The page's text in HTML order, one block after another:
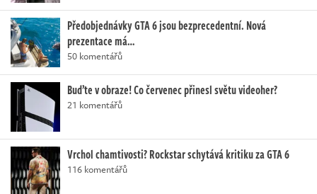
Předobjednávky GTA 6 jsou bezprecedentní. Nová
prezentace má…
50 komentářů
Buďte v obraze! Co červenec přinesl světu videoher?
21 komentářů
Vrchol chamtivosti? Rockstar schytává kritiku za GTA 6
116 komentářů